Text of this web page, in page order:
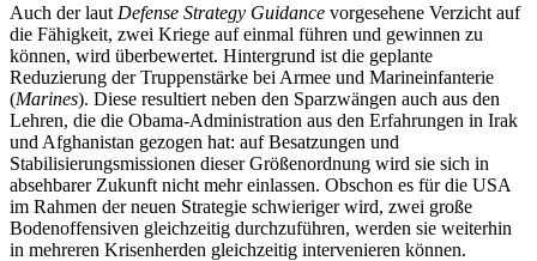
Auch der laut Defense Strategy Guidance vorgesehene Verzicht auf
die Fähigkeit, zwei Kriege auf einmal führen und gewinnen zu
können, wird überbewertet. Hintergrund ist die geplante
Reduzierung der Truppenstärke bei Armee und Marineinfanterie
(Marines). Diese resultiert neben den Sparzwängen auch aus den
Lehren, die die Obama-Administration aus den Erfahrungen in Irak
und Afghanistan gezogen hat: auf Besatzungen und
Stabilisierungsmissionen dieser Größenordnung wird sie sich in
absehbarer Zukunft nicht mehr einlassen. Obschon es für die USA
im Rahmen der neuen Strategie schwieriger wird, zwei große
Bodenoffensiven gleichzeitig durchzuführen, werden sie weiterhin
in mehreren Krisenherden gleichzeitig intervenieren können.